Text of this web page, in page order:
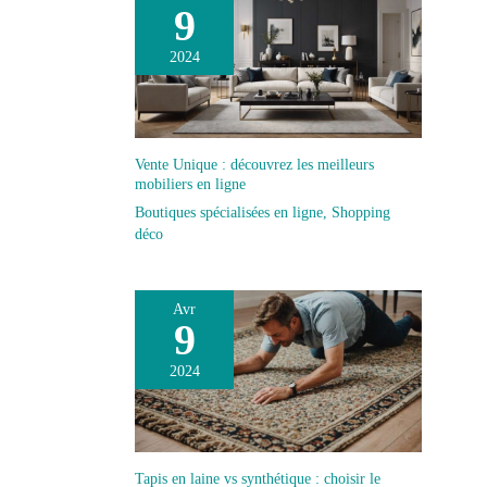
9
2024
Vente Unique : découvrez les meilleurs
mobiliers en ligne
Boutiques spécialisées en ligne, Shopping
déco
Avr
9
2024
Tapis en laine vs synthétique : choisir le